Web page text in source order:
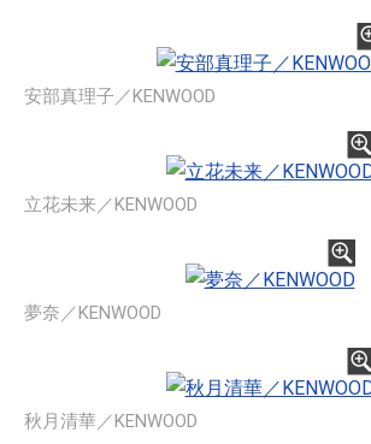
安部真理子／KENWOOD
立花未来／KENWOOD
夢奈／KENWOOD
秋月清華／KENWOOD